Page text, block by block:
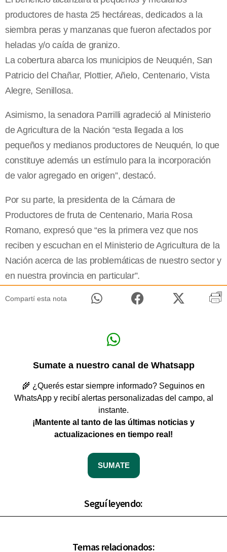
productores de hasta 25 hectáreas, dedicados a la
siembra peras y manzanas que fueron afectados por
heladas y/o caída de granizo.
La cobertura abarca los municipios de Neuquén, San
Patricio del Chañar, Plottier, Añelo, Centenario, Vista
Alegre, Senillosa.
Asimismo, la senadora Parrilli agradeció al Ministerio
de Agricultura de la Nación “esta llegada a los
pequeños y medianos productores de Neuquén, lo que
constituye además un estímulo para la incorporación
de valor agregado en origen”, destacó.
Por su parte, la presidenta de la Cámara de
Productores de fruta de Centenario, Maria Rosa
Romano, expresó que “es la primera vez que nos
reciben y escuchan en el Ministerio de Agricultura de la
Nación acerca de las problemáticas de nuestro sector y
en nuestra provincia en particular”.
Compartí esta nota
Sumate a nuestro canal de Whatsapp
🌾 ¿Querés estar siempre informado? Seguinos en
WhatsApp y recibí alertas personalizadas del campo, al
instante.
¡Mantente al tanto de las últimas noticias y
actualizaciones en tiempo real!
SUMATE
Seguí leyendo:
Temas relacionados: